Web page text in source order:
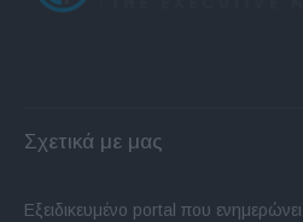
Σχετικά με μας
Εξειδικευμένο portal που ενημερώνει